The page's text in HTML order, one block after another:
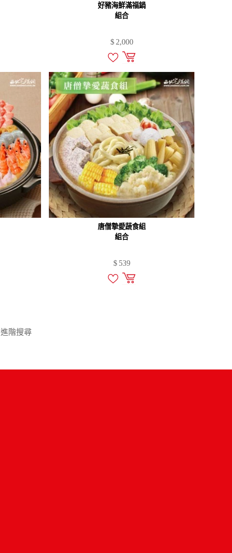
好豬海鮮滿福鍋
組合
$ 2,000
唐僧摯愛蔬食組
組合
$ 539
進階搜尋